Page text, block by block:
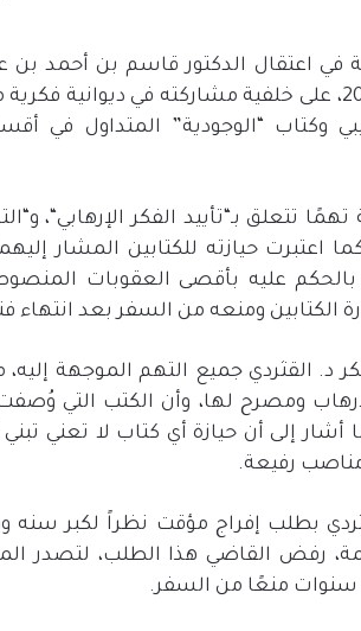
اعتقال الدكتور قاسم بن أحمد بن
، على خلفية مشاركته في ديوانية
وكتاب “الوجودية” المتداول في
تهمًا تتعلق بـ“تأييد الفكر الإرهابي“، و“
اعتبرت حيازته للكتابين المشار
بالحكم عليه بأقصى العقوبات
الكتابين ومنعه من السفر بعد انتهاء
د. القثردي جميع التهم الموجهة إليه،
ومصرح لها، وأن الكتب التي
إلى أن حيازة أي كتاب لا تعني
رفيعة.
بطلب إفراج مؤقت نظراً لكبر سنه
رفض القاضي هذا الطلب، لتصدر
سنوات منعًا من السفر.